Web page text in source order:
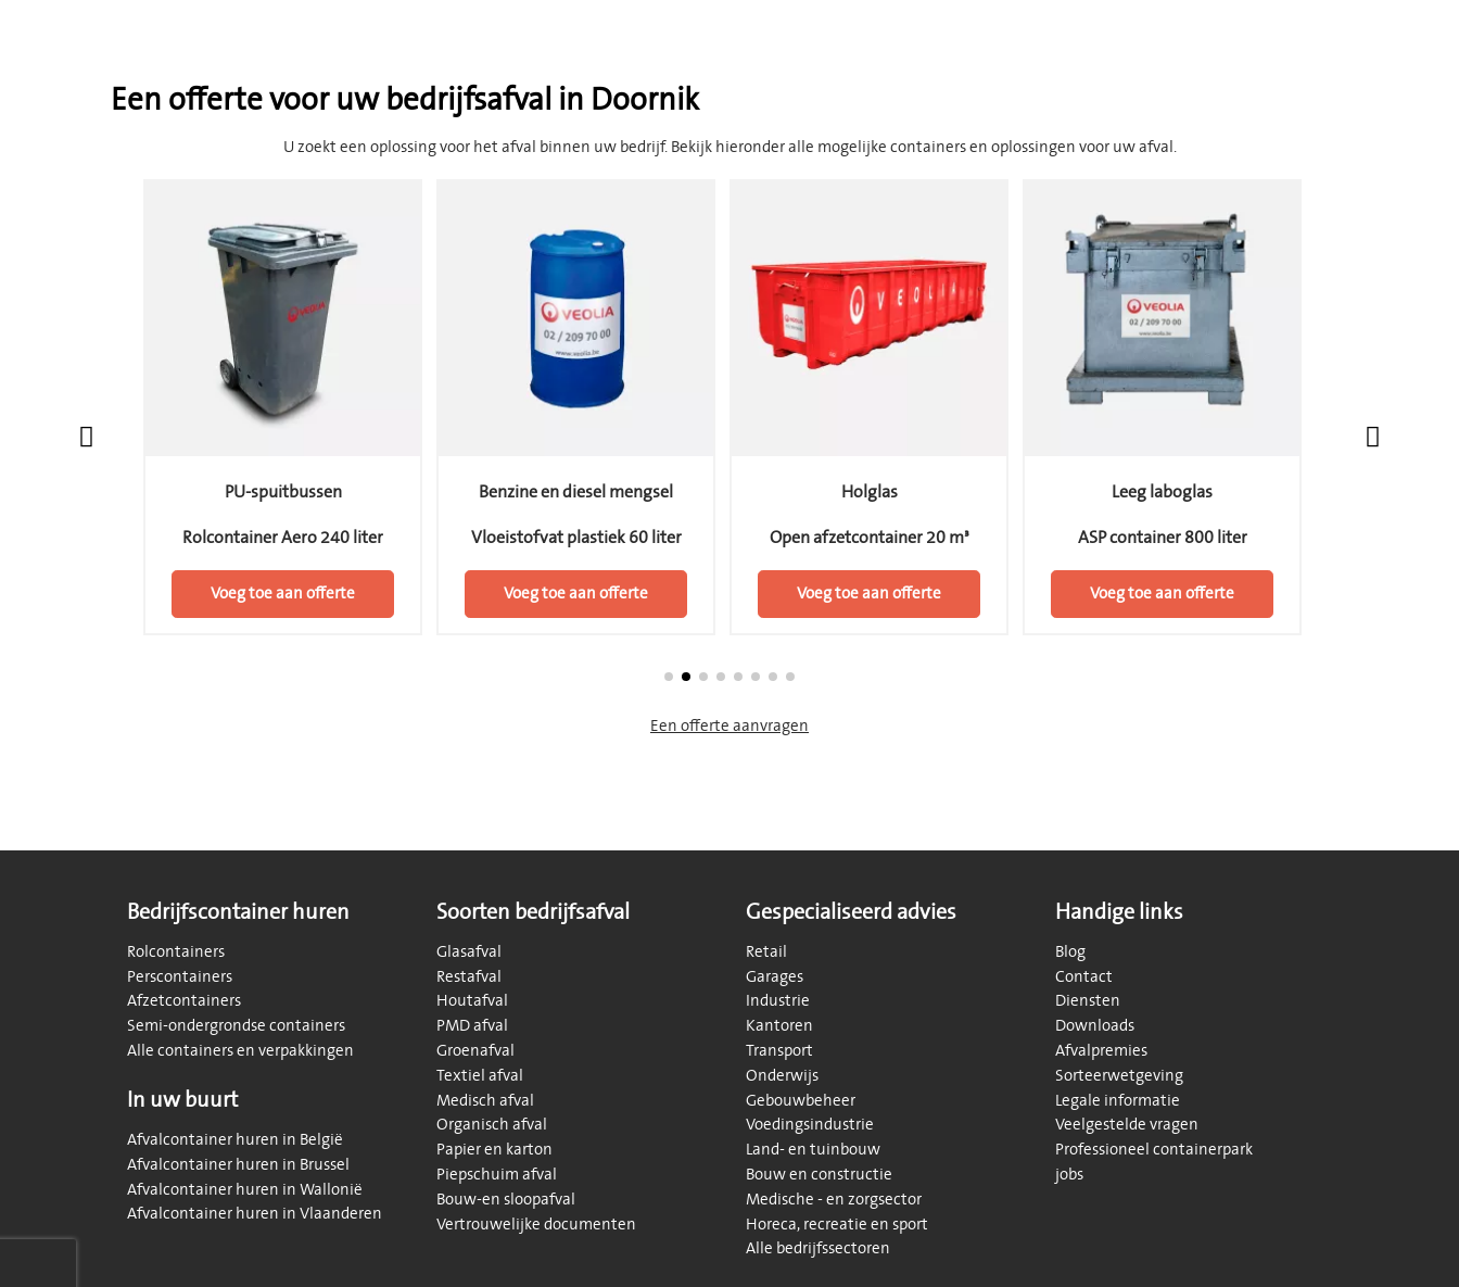
Een offerte voor uw bedrijfsafval in Doornik
U zoekt een oplossing voor het afval binnen uw bedrijf. Bekijk hieronder alle mogelijke containers en oplossingen voor uw afval.
PU-spuitbussen
Rolcontainer Aero 240 liter
Voeg toe aan offerte
Benzine en diesel mengsel
Vloeistofvat plastiek 60 liter
Voeg toe aan offerte
Holglas
Open afzetcontainer 20 m³
Voeg toe aan offerte
Leeg laboglas
ASP container 800 liter
Voeg toe aan offerte
Een offerte aanvragen
Bedrijfscontainer huren
Rolcontainers
Perscontainers
Afzetcontainers
Semi-ondergrondse containers
Alle containers en verpakkingen
In uw buurt
Afvalcontainer huren in België
Afvalcontainer huren in Brussel
Afvalcontainer huren in Wallonië
Afvalcontainer huren in Vlaanderen
Soorten bedrijfsafval
Glasafval
Restafval
Houtafval
PMD afval
Groenafval
Textiel afval
Medisch afval
Organisch afval
Papier en karton
Piepschuim afval
Bouw-en sloopafval
Vertrouwelijke documenten
Gespecialiseerd advies
Retail
Garages
Industrie
Kantoren
Transport
Onderwijs
Gebouwbeheer
Voedingsindustrie
Land- en tuinbouw
Bouw en constructie
Medische - en zorgsector
Horeca, recreatie en sport
Alle bedrijfssectoren
Handige links
Blog
Contact
Diensten
Downloads
Afvalpremies
Sorteerwetgeving
Legale informatie
Veelgestelde vragen
Professioneel containerpark
jobs